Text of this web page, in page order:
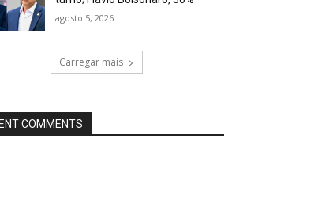
agosto 5, 2026
Carregar mais
COMMENTS